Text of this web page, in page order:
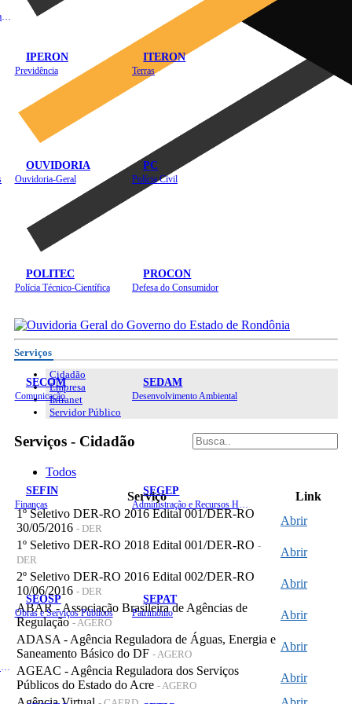
IPERON
Previdência
ITERON
Terras
OUVIDORIA
Ouvidoria-Geral
PC
Polícia Civil
POLITEC
Polícia Técnico-Científica
PROCON
Defesa do Consumidor
SECOM
Comunicação
SEDAM
Desenvolvimento Ambiental
SEFIN
Finanças
SEGEP
SEOSP
Obras e Serviços Públicos
SEPAT
Patrimônio
Serviços
Cidadão
Empresa
Intranet
Servidor Público
Serviços - Cidadão
Todos
Serviço
Link
1º Seletivo DER-RO 2016 Edital 001/DER-RO
30/05/2016 - DER
Abrir
1º Seletivo DER-RO 2018 Edital 001/DER-RO -
DER
Abrir
2º Seletivo DER-RO 2016 Edital 002/DER-RO
10/06/2016 - DER
Abrir
ABAR - Associação Brasileira de Agências de
Regulação- AGERO
Abrir
ADASA - Agência Reguladora de Águas, Energia e
Saneamento Básico do DF - AGERO
Abrir
AGEAC - Agência Reguladora dos Serviços
Públicos do Estado do Acre - AGERO
Abrir